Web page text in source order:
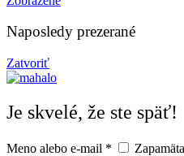
Naposledy prezerané
Zatvoriť
Je skvelé, že ste späť!
Meno alebo e-mail *